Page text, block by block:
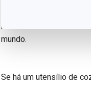
nos como uma marca
mundo.
Se há um utensílio de